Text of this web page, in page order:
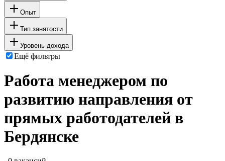
Опыт
Тип занятости
Уровень дохода
Ещё фильтры
Работа менеджером по
развитию направления от
прямых работодателей в
Бердянске